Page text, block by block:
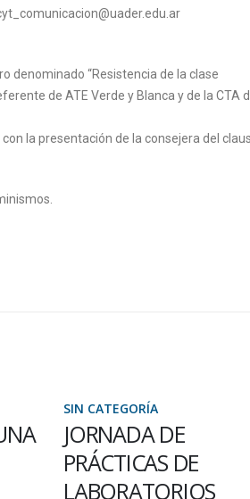
denominado “Resistencia de la clase
de ATE Verde y Blanca y de la CTA
con la presentación de la consejera del
SIN CATEGORÍA
TALLER DE
IDENTIFICACIÓN DE
PAPEL MONEDA